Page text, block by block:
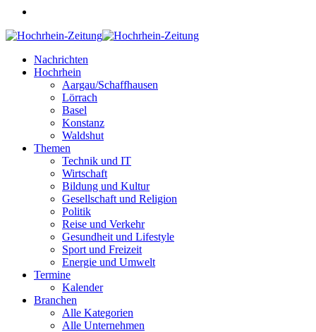
Nachrichten
Hochrhein
Aargau/Schaffhausen
Lörrach
Basel
Konstanz
Waldshut
Themen
Technik und IT
Wirtschaft
Bildung und Kultur
Gesellschaft und Religion
Politik
Reise und Verkehr
Gesundheit und Lifestyle
Sport und Freizeit
Energie und Umwelt
Termine
Kalender
Branchen
Alle Kategorien
Alle Unternehmen